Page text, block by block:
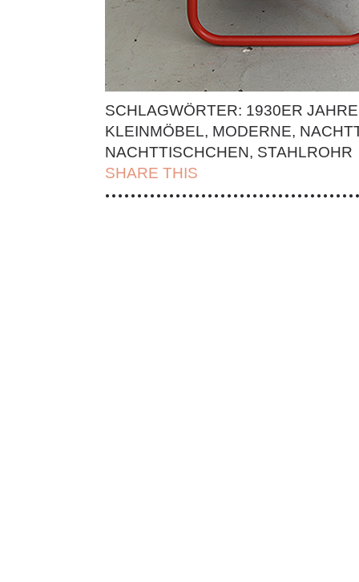
SCHLAGWÖRTER: 1930ER JAHRE
KLEINMÖBEL, MODERNE,
NACHTTISCHCHEN, STAHLROHR
SHARE THIS